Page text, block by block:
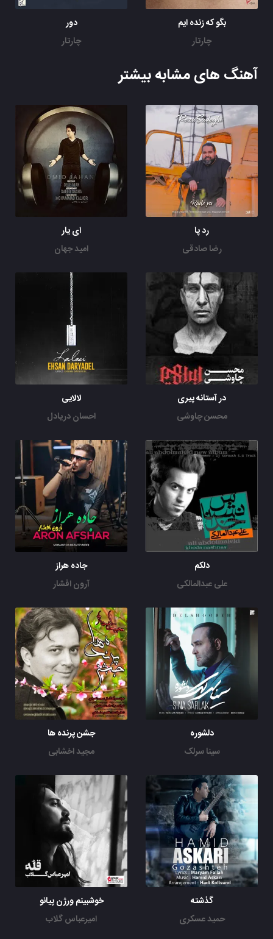
بگو که زنده ایم
چارتار
دور
چارتار
آهنگ های مشابه بیشتر
رد پا
رضا صادقی
ای یار
امید جهان
در آستانه پیری
محسن چاوشی
لالایی
احسان دریادل
دلکم
علی عبدالمالکی
جاده هراز
آرون افشار
دلشوره
سینا سرلک
جشن پرنده ها
مجید اخشابی
گذشته
حمید عسکری
خوشبینم ورژن پیانو
امیرعباس گلاب